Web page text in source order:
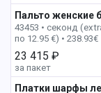
Пальто женские
43453 • секонд
по 12.95 €) • 238.93€
23 415 ₽
за пакет
Платки шарфы